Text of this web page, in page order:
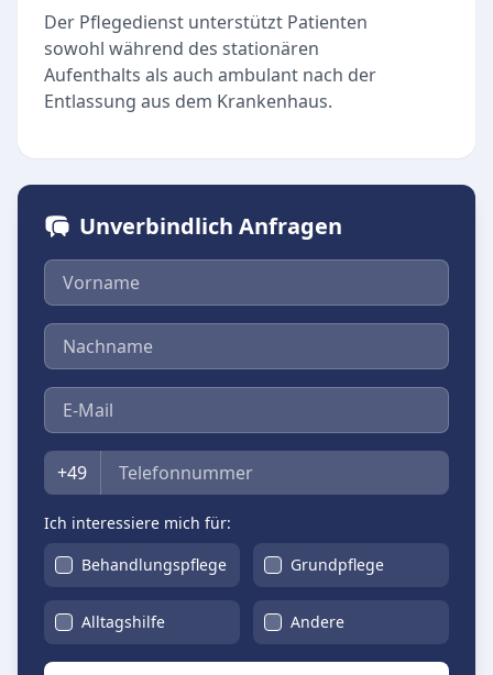
Der Pflegedienst unterstützt Patienten
sowohl während des stationären
Aufenthalts als auch ambulant nach der
Entlassung aus dem Krankenhaus.
Unverbindlich Anfragen
Vorname
Nachname
E-Mail
Telefon
+49
Ich interessiere mich für:
Behandlungspflege
Grundpflege
Alltagshilfe Andere